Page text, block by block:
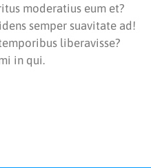
moderatius eum et?
semper suavitate ad!
liberavisse?
in qui.